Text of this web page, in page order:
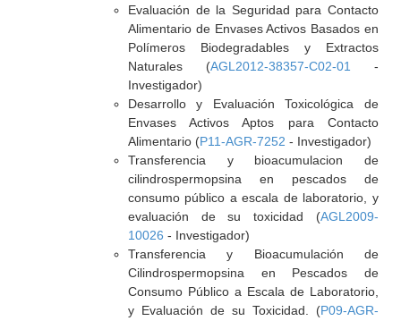
Evaluación de la Seguridad para Contacto
Alimentario de Envases Activos Basados en
Polímeros Biodegradables y Extractos
Naturales (AGL2012-38357-C02-01
-
Investigador)
Desarrollo y Evaluación Toxicológica de
Envases Activos Aptos para Contacto
Alimentario (P11-AGR-7252 - Investigador)
Transferencia y bioacumulacion de
cilindrospermopsina en pescados de
consumo público a escala de laboratorio, y
evaluación de su toxicidad (AGL2009-
10026 - Investigador)
Transferencia y Bioacumulación de
Cilindrospermopsina en Pescados de
Consumo Público a Escala de Laboratorio,
y Evaluación de su Toxicidad. (P09-AGR-